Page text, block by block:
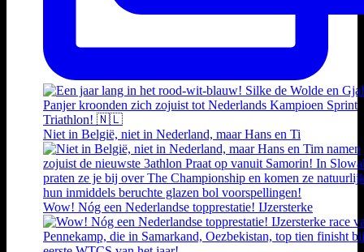
Niet in België, niet in Nederland, maar Hans en Ti
Wow! Nóg een Nederlandse topprestatie! IJzersterke